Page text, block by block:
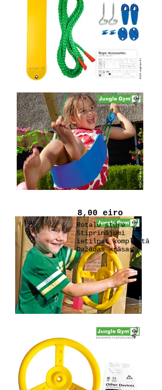
8,00 eiro
Rotaļu stūre
Stiprinājumi
ietilpst komplektā
Dažādas krāsas